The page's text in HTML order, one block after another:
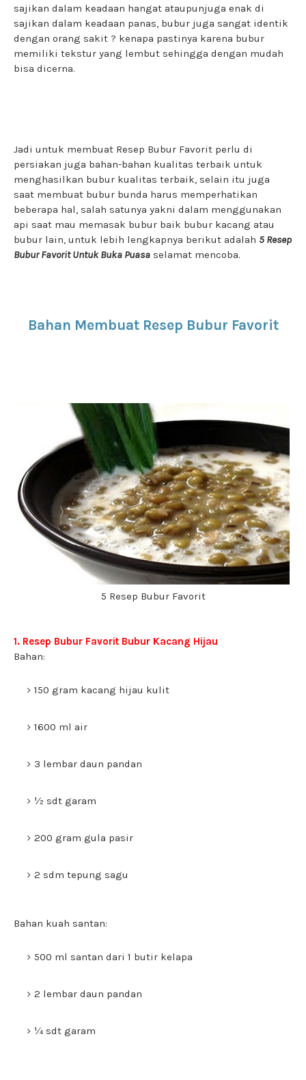
sajikan dalam keadaan hangat ataupunjuga enak di
sajikan dalam keadaan panas, bubur juga sangat identik
dengan orang sakit ? kenapa pastinya karena bubur
memiliki tekstur yang lembut sehingga dengan mudah
bisa dicerna.
Jadi untuk membuat Resep Bubur Favorit perlu di
persiakan juga bahan-bahan kualitas terbaik untuk
menghasilkan bubur kualitas terbaik, selain itu juga
saat membuat bubur bunda harus memperhatikan
beberapa hal, salah satunya yakni dalam menggunakan
api saat mau memasak bubur baik bubur kacang atau
bubur lain, untuk lebih lengkapnya berikut adalah 5 Resep
Bubur Favorit Untuk Buka Puasa selamat mencoba.
Bahan Membuat Resep Bubur Favorit
5 Resep Bubur Favorit
1. Resep Bubur Favorit Bubur Kacang Hijau
Bahan:
150 gram kacang hijau kulit
1600 ml air
3 lembar daun pandan
½ sdt garam
200 gram gula pasir
2 sdm tepung sagu
Bahan kuah santan:
500 ml santan dari 1 butir kelapa
2 lembar daun pandan
¼ sdt garam